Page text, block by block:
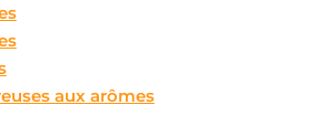
aux arômes